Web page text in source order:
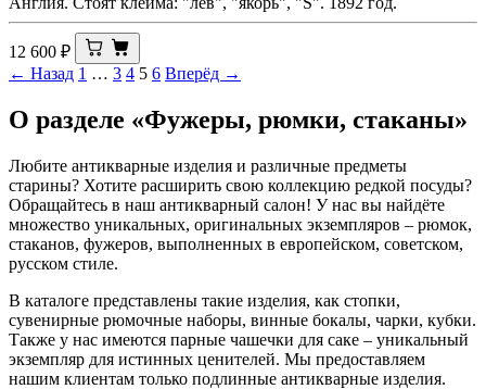
12 600 ₽
← Назад 1 … 3 4 5 6 Вперёд →
О разделе «Фужеры, рюмки, стаканы»
Любите антикварные изделия и различные предметы
старины? Хотите расширить свою коллекцию редкой посуды?
Обращайтесь в наш антикварный салон! У нас вы найдёте
множество уникальных, оригинальных экземпляров – рюмок,
стаканов, фужеров, выполненных в европейском, советском,
русском стиле.
В каталоге представлены такие изделия, как стопки,
сувенирные рюмочные наборы, винные бокалы, чарки, кубки.
Также у нас имеются парные чашечки для саке – уникальный
экземпляр для истинных ценителей. Мы предоставляем
нашим клиентам только подлинные антикварные изделия.